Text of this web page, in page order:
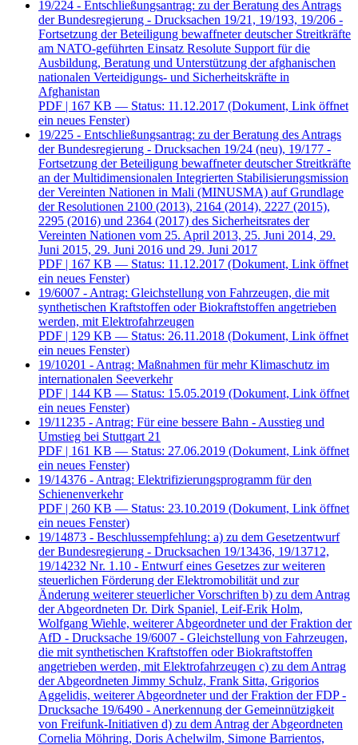
19/224 - Entschließungsantrag: zu der Beratung des Antrags
der Bundesregierung - Drucksachen 19/21, 19/193, 19/206 -
Fortsetzung der Beteiligung bewaffneter deutscher Streitkräfte
am NATO-geführten Einsatz Resolute Support für die
Ausbildung, Beratung und Unterstützung der afghanischen
nationalen Verteidigungs- und Sicherheitskräfte in
Afghanistan
PDF | 167 KB — Status: 11.12.2017 (Dokument, Link öffnet
ein neues Fenster)
19/225 - Entschließungsantrag: zu der Beratung des Antrags
der Bundesregierung - Drucksachen 19/24 (neu), 19/177 -
Fortsetzung der Beteiligung bewaffneter deutscher Streitkräfte
an der Multidimensionalen Integrierten Stabilisierungsmission
der Vereinten Nationen in Mali (MINUSMA) auf Grundlage
der Resolutionen 2100 (2013), 2164 (2014), 2227 (2015),
2295 (2016) und 2364 (2017) des Sicherheitsrates der
Vereinten Nationen vom 25. April 2013, 25. Juni 2014, 29.
Juni 2015, 29. Juni 2016 und 29. Juni 2017
PDF | 167 KB — Status: 11.12.2017 (Dokument, Link öffnet
ein neues Fenster)
19/6007 - Antrag: Gleichstellung von Fahrzeugen, die mit
synthetischen Kraftstoffen oder Biokraftstoffen angetrieben
werden, mit Elektrofahrzeugen
PDF | 129 KB — Status: 26.11.2018 (Dokument, Link öffnet
ein neues Fenster)
19/10201 - Antrag: Maßnahmen für mehr Klimaschutz im
internationalen Seeverkehr
PDF | 144 KB — Status: 15.05.2019 (Dokument, Link öffnet
ein neues Fenster)
19/11235 - Antrag: Für eine bessere Bahn - Ausstieg und
Umstieg bei Stuttgart 21
PDF | 161 KB — Status: 27.06.2019 (Dokument, Link öffnet
ein neues Fenster)
19/14376 - Antrag: Elektrifizierungsprogramm für den
Schienenverkehr
PDF | 260 KB — Status: 23.10.2019 (Dokument, Link öffnet
ein neues Fenster)
19/14873 - Beschlussempfehlung: a) zu dem Gesetzentwurf
der Bundesregierung - Drucksachen 19/13436, 19/13712,
19/14232 Nr. 1.10 - Entwurf eines Gesetzes zur weiteren
steuerlichen Förderung der Elektromobilität und zur
Änderung weiterer steuerlicher Vorschriften b) zu dem Antrag
der Abgeordneten Dr. Dirk Spaniel, Leif-Erik Holm,
Wolfgang Wiehle, weiterer Abgeordneter und der Fraktion der
AfD - Drucksache 19/6007 - Gleichstellung von Fahrzeugen,
die mit synthetischen Kraftstoffen oder Biokraftstoffen
angetrieben werden, mit Elektrofahrzeugen c) zu dem Antrag
der Abgeordneten Jimmy Schulz, Frank Sitta, Grigorios
Aggelidis, weiterer Abgeordneter und der Fraktion der FDP -
Drucksache 19/6490 - Anerkennung der Gemeinnützigkeit
von Freifunk-Initiativen d) zu dem Antrag der Abgeordneten
Cornelia Möhring, Doris Achelwilm, Simone Barrientos,